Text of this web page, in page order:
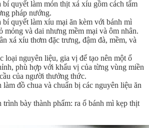
bí quyết làm món thịt xá xíu gồm cách tẩm
pháp nướng.
bí quyết làm xíu mại ăn kèm với bánh mì
mỏng và dai nhưng mềm mại và ôm nhân.
xá xíu thơm đặc trưng, đậm đà, mềm, và
loại nguyên liệu, gia vị để tạo nên một ổ
phù hợp với khẩu vị của từng vùng miền
của người thưởng thức.
làm đồ chua và chuẩn bị các nguyên liệu ăn
trình bày thành phẩm: ra ổ bánh mì kẹp thịt